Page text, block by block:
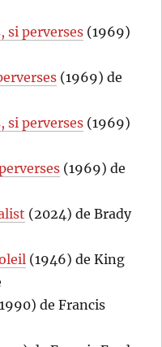
si perverses (1969)
(1969) de
si perverses (1969)
(1969) de
(2024) de Brady
(1946) de King
de Francis